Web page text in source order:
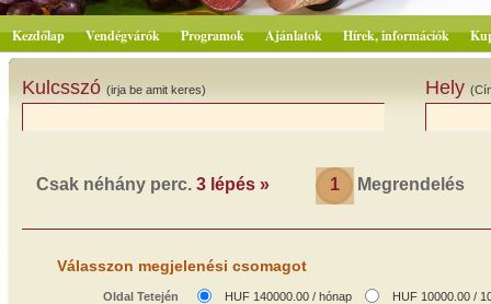
Kezdőlap Vendégvárók Programok Ajánlatok Hírek, információk
Kulcsszó (irja be amit keres) Hely
Csak néhány perc. 3 lépés » 1 Megrendelés
Válasszon megjelenési csomagot
Oldal Tetején HUF 140000.00 / hónap HUF 10000.00 /